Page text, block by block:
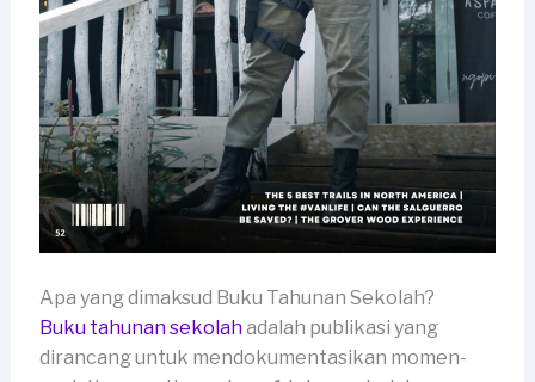
Apa yang dimaksud Buku Tahunan Sekolah?
Buku tahunan sekolahadalah publikasi yang
dirancang untuk mendokumentasikan momen-